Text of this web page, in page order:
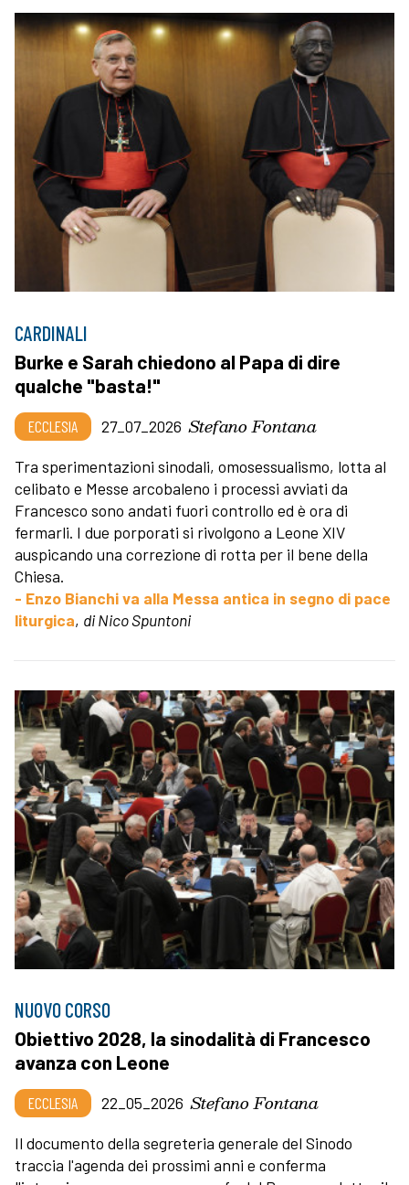
CARDINALI
Burke e Sarah chiedono al Papa di dire
qualche "basta!"
ECCLESIA 27_07_2026 Stefano Fontana
Tra sperimentazioni sinodali, omosessualismo, lotta al
celibato e Messe arcobaleno i processi avviati da
Francesco sono andati fuori controllo ed è ora di
fermarli. I due porporati si rivolgono a Leone XIV
auspicando una correzione di rotta per il bene della
Chiesa.
- Enzo Bianchi va alla Messa antica in segno di pace
liturgica, di Nico Spuntoni
NUOVO CORSO
Obiettivo 2028, la sinodalità di Francesco
avanza con Leone
ECCLESIA 22_05_2026 Stefano Fontana
Il documento della segreteria generale del Sinodo
traccia l'agenda dei prossimi anni e conferma